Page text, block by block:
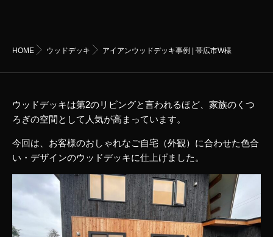
HOME ウッドデッキ アイアンウッドデッキ事例 | 帯広市W様
ウッドデッキは第2のリビングと言われるほど、家族のくつ
ろぎの空間として人気が高まっています。
今回は、お客様のおしゃれなご自宅（外観）に合わせた色合
い・デザインのウッドデッキに仕上げました。